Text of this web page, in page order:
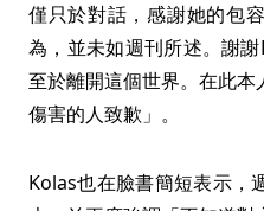
僅只於對話，感謝她的包
為，並未如週刊所述。謝
至於離開這個世界。在此
傷害的人致歉」。
Kolas也在臉書簡短表示，